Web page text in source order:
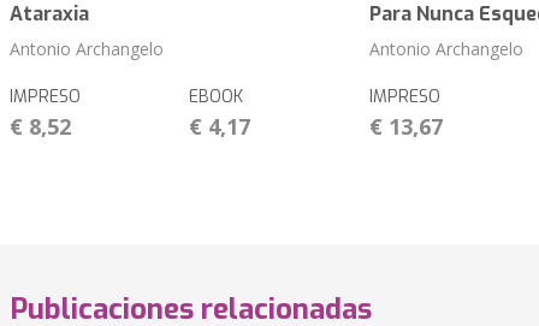
Ataraxia
Antonio Archangelo
IMPRESO
€ 8,52
EBOOK
€ 4,17
Para Nunca
Antonio Archangelo
IMPRESO
€ 13,67
Publicaciones relacionadas